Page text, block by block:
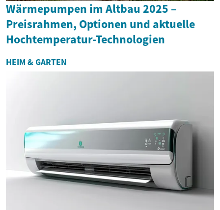
Wärmepumpen im Altbau 2025 –
Preisrahmen, Optionen und aktuelle
Hochtemperatur-Technologien
HEIM & GARTEN